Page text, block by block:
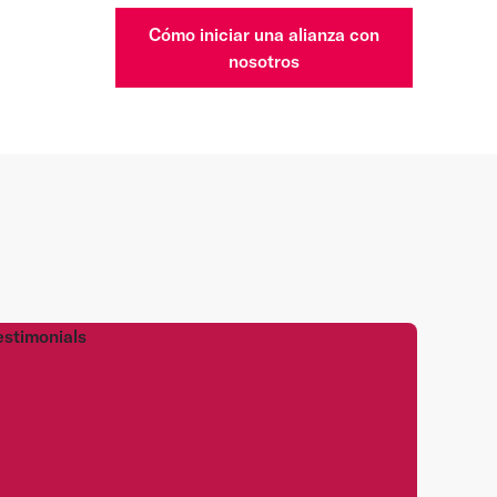
Cómo iniciar una alianza con
nosotros